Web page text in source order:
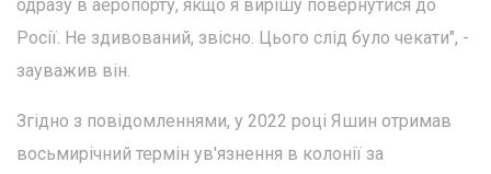
одразу в аеропорту, якщо я вирішу повернутися до
Росії. Не здивований, звісно. Цього слід було чекати", -
зауважив він.
Згідно з повідомленнями, у 2022 році Яшин отримав
восьмирічний термін ув'язнення в колонії за